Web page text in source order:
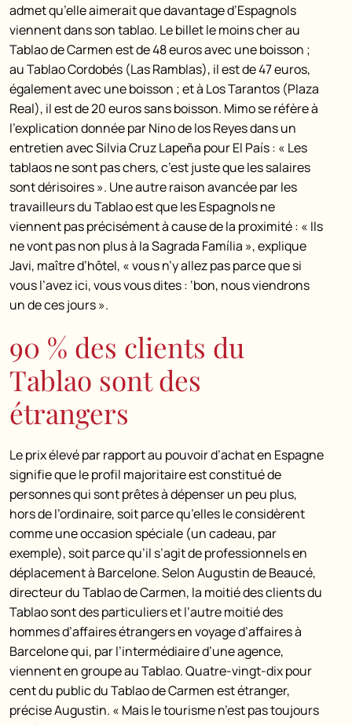
admet qu’elle aimerait que davantage d’Espagnols
viennent dans son tablao. Le billet le moins cher au
Tablao de Carmen est de 48 euros avec une boisson ;
au Tablao Cordobés (Las Ramblas), il est de 47 euros,
également avec une boisson ; et à Los Tarantos (Plaza
Real), il est de 20 euros sans boisson. Mimo se réfère à
l’explication donnée par Nino de los Reyes dans un
entretien avec Silvia Cruz Lapeña pour El País : « Les
tablaos ne sont pas chers, c’est juste que les salaires
sont dérisoires ». Une autre raison avancée par les
travailleurs du Tablao est que les Espagnols ne
viennent pas précisément à cause de la proximité : « Ils
ne vont pas non plus à la Sagrada Família », explique
Javi, maître d’hôtel, « vous n’y allez pas parce que si
vous l’avez ici, vous vous dites : ‘bon, nous viendrons
un de ces jours ».
90 % des clients du
Tablao sont des
étrangers
Le prix élevé par rapport au pouvoir d’achat en Espagne
signifie que le profil majoritaire est constitué de
personnes qui sont prêtes à dépenser un peu plus,
hors de l’ordinaire, soit parce qu’elles le considèrent
comme une occasion spéciale (un cadeau, par
exemple), soit parce qu’il s’agit de professionnels en
déplacement à Barcelone. Selon Augustin de Beaucé,
directeur du Tablao de Carmen, la moitié des clients du
Tablao sont des particuliers et l’autre moitié des
hommes d’affaires étrangers en voyage d’affaires à
Barcelone qui, par l’intermédiaire d’une agence,
viennent en groupe au Tablao. Quatre-vingt-dix pour
cent du public du Tablao de Carmen est étranger,
précise Augustin. « Mais le tourisme n’est pas toujours